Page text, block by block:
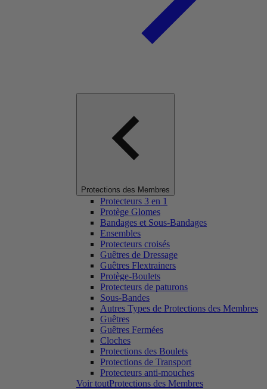
Protections des Membres
Protecteurs 3 en 1
Protège Glomes
Bandages et Sous-Bandages
Ensembles
Protecteurs croisés
Guêtres de Dressage
Guêtres Flextrainers
Protège-Boulets
Protecteurs de paturons
Sous-Bandes
Autres Types de Protections des Membres
Guêtres
Guêtres Fermées
Cloches
Protections des Boulets
Protections de Transport
Protecteurs anti-mouches
Voir toutProtections des Membres